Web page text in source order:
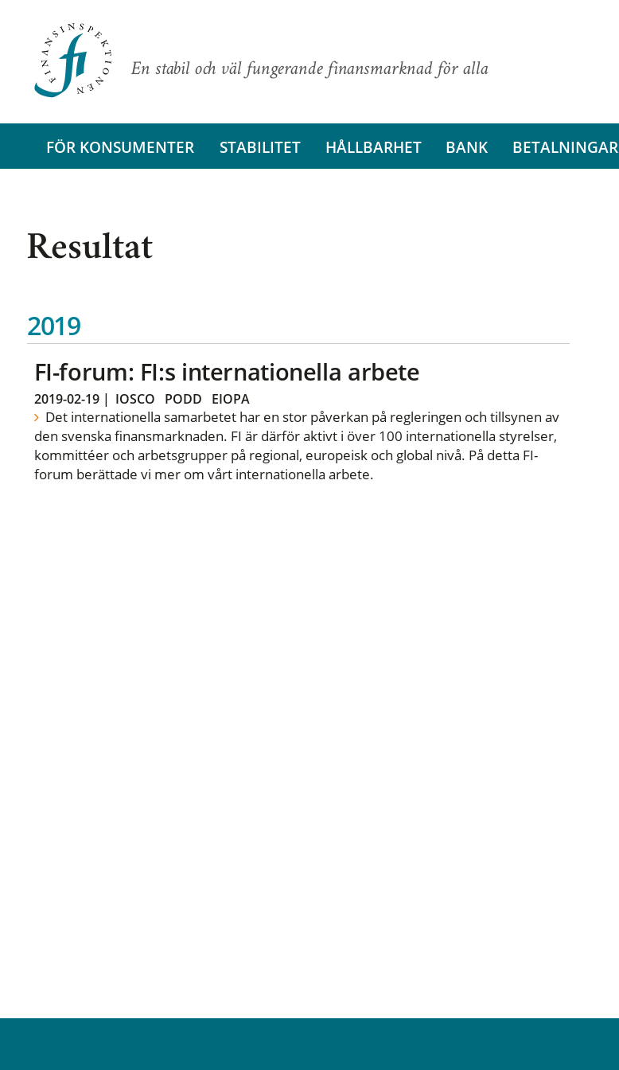
En stabil och väl fungerande finansmarknad för alla
FÖR KONSUMENTER STABILITET HÅLLBARHET BANK BETALNINGAR
Resultat
2019
FI-forum: FI:s internationella arbete
2019-02-19| IOSCO PODD EIOPA
Det internationella samarbetet har en stor påverkan på regleringen och tillsynen av
den svenska finansmarknaden. FI är därför aktivt i över 100 internationella styrelser,
kommittéer och arbetsgrupper på regional, europeisk och global nivå. På detta FI-
forum berättade vi mer om vårt internationella arbete.